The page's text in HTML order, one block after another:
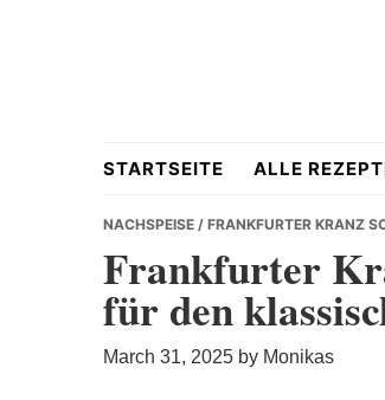
&
STARTSEITE ALLE
NACHSPEISE / FRANKFURTER KRANZ
Frankfurter
für den
March 31, 2025 by Monikas